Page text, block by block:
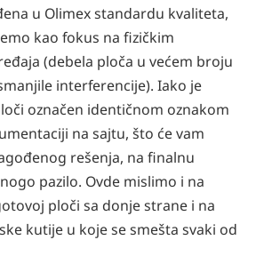
u Olimex standardu kvaliteta,
kao fokus na fizičkim
(debela ploča u većem broju
interferencije). Iako je
označen identičnom oznakom
na sajtu, što će vam
rešenja, na finalnu
pazilo. Ovde mislimo i na
ploči sa donje strane i na
kutije u koje se smešta svaki od